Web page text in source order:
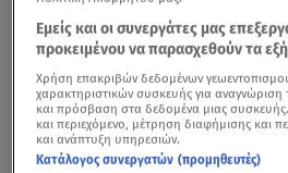
Εμείς και οι συνεργάτες μας
προκειμένου να παρασχεθούν τα
Χρήση επακριβών δεδομένων
χαρακτηριστικών συσκευής για
και πρόσβαση στα δεδομένα μιας
και περιεχόμενο, μέτρηση διαφήμισης και
και ανάπτυξη υπηρεσιών.
Κατάλογος συνεργατών (προμηθευτές)